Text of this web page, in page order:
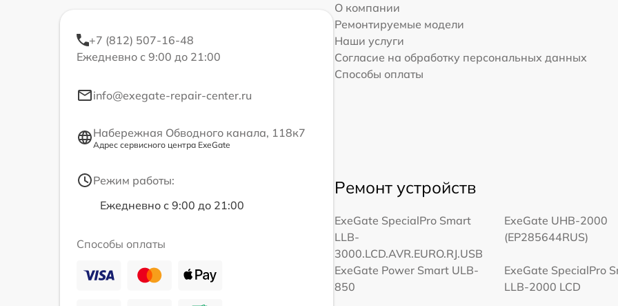
+7 (812) 507-16-48
Ежедневно с 9:00 до 21:00
info@exegate-repair-center.ru
Набережная Обводного канала, 118к7
Адрес сервисного центра ExeGate
Режим работы:
Ежедневно с 9:00 до 21:00
Способы оплаты
О компании
Ремонтируемые модели
Наши услуги
Согласие на обработку персональных данных
Способы оплаты
Ремонт устройств
ExeGate SpecialPro Smart
LLB-
3000.LCD.AVR.EURO.RJ.USB
ExeGate UHB-2000
(EP285644RUS)
ExeGate Power Smart ULB-
850
ExeGate SpecialPro
LLB-2000 LCD